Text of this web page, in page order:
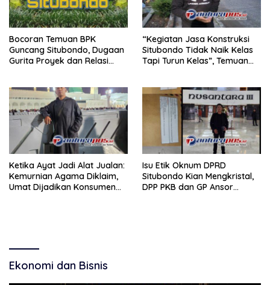
Bocoran Temuan BPK
Guncang Situbondo, Dugaan
Gurita Proyek dan Relasi
“Kegiatan Jasa Konstruksi
Situbondo Tidak Naik Kelas
Tapi Turun Kelas”, Temuan
Ketika Ayat Jadi Alat Jualan:
Kemurnian Agama Diklaim,
Umat Dijadikan Konsumen
Isu Etik Oknum DPRD
Situbondo Kian Mengkristal,
DPP PKB dan GP Ansor
Ekonomi dan Bisnis